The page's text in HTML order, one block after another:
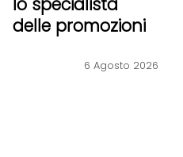
delle promozioni
6 Agosto 2026